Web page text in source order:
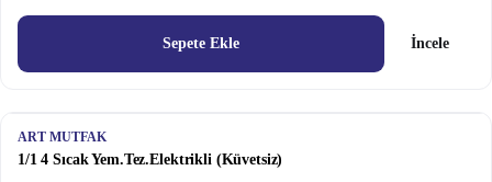
Sepete Ekle İncele
ART MUTFAK
1/1 4 Sıcak Yem.Tez.Elektrikli (Küvetsiz)